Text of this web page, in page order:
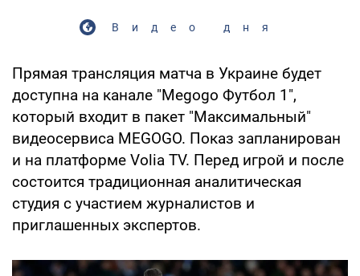
Видео дня
Прямая трансляция матча в Украине будет
доступна на канале "Megogo Футбол 1",
который входит в пакет "Максимальный"
видеосервиса MEGOGO. Показ запланирован
и на платформе Volia TV. Перед игрой и после
состоится традиционная аналитическая
студия с участием журналистов и
приглашенных экспертов.